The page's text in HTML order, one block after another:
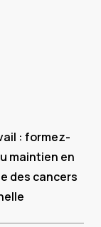
: formez-
maintien en
des cancers